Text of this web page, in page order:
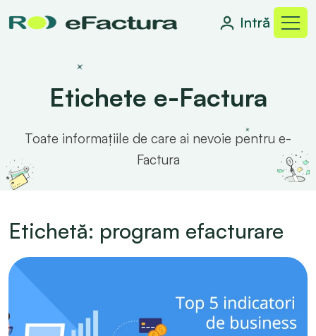
Intră
Etichete e-Factura
Toate informațiile de care ai nevoie pentru e-
Factura
Etichetă: program efacturare